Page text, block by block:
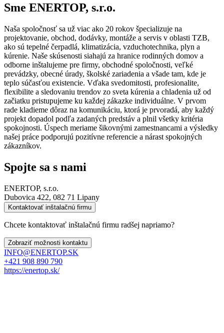
Sme ENERTOP, s.r.o.
Naša spoločnosť sa už viac ako 20 rokov špecializuje na
projektovanie, obchod, dodávky, montáže a servis v oblasti TZB,
ako sú tepelné čerpadlá, klimatizácia, vzduchotechnika, plyn a
kúrenie. Naše skúsenosti siahajú za hranice rodinných domov a
odborne inštalujeme pre firmy, obchodné spoločnosti, veľké
prevádzky, obecné úrady, školské zariadenia a všade tam, kde je
teplo súčasťou existencie. Vďaka svedomitosti, profesionalite,
flexibilite a sledovaniu trendov zo sveta kúrenia a chladenia už od
začiatku pristupujeme ku každej zákazke individuálne. V prvom
rade kladieme dôraz na komunikáciu, ktorá je prvoradá, aby každý
projekt dopadol podľa zadaných predstáv a plnil všetky kritéria
spokojnosti. Úspech meriame šikovnými zamestnancami a výsledky
našej práce podporujú pozitívne referencie a nárast spokojných
zákazníkov.
Spojte sa s nami
ENERTOP, s.r.o.
Dubovica 422, 082 71 Lipany
Kontaktovať inštalačnú firmu
Chcete kontaktovať inštalačnú firmu radšej napriamo?
Zobraziť možnosti kontaktu
INFO@ENERTOP.SK
+421 908 890 790
https://enertop.sk/